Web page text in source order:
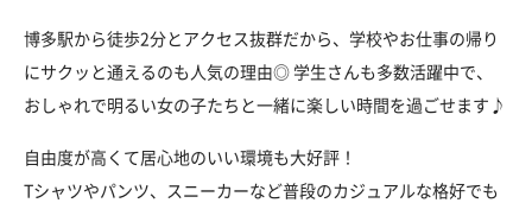
博多駅から徒歩2分とアクセス抜群だから、学校やお仕事の帰り
にサクッと通えるのも人気の理由◎ 学生さんも多数活躍中で、
おしゃれで明るい女の子たちと一緒に楽しい時間を過ごせます♪
自由度が高くて居心地のいい環境も大好評！
Tシャツやパンツ、スニーカーなど普段のカジュアルな格好でも